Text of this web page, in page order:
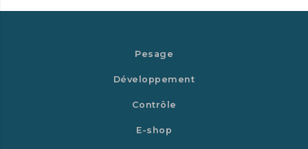
Pesage
Développement
Contrôle
E-shop